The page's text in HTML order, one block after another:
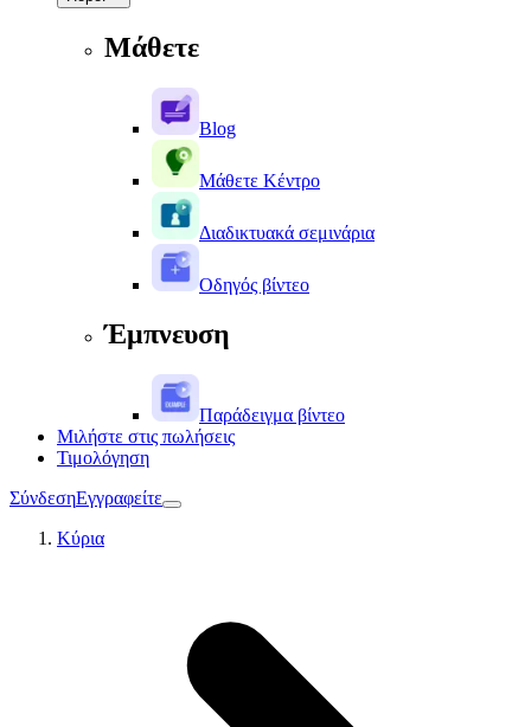
Μάθετε
Blog
Μάθετε Κέντρο
Διαδικτυακά σεμινάρια
Οδηγός βίντεο
Έμπνευση
Παράδειγμα βίντεο
Μιλήστε στις πωλήσεις
Τιμολόγηση
ΣύνδεσηΕγγραφείτε
Κύρια